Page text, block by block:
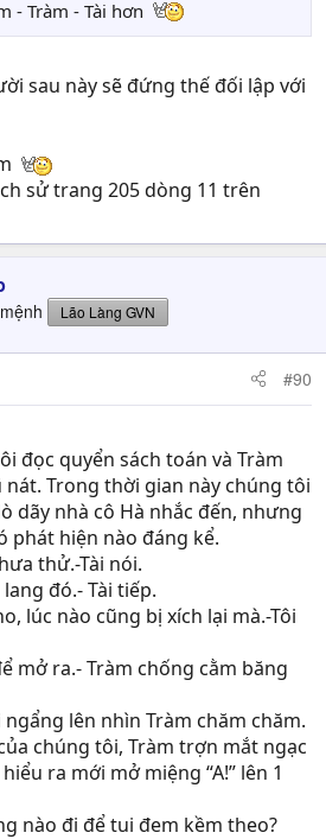
- Tràm - Tài hơn
sau này sẽ đứng thế đối lập với
sử trang 205 dòng 11 trên
Lão Làng GVN
#90
đọc quyển sách toán và Tràm
nát. Trong thời gian này chúng tôi
dãy nhà cô Hà nhắc đến, nhưng
phát hiện nào đáng kể.
thử.-Tài nói.
đó.- Tài tiếp.
lúc nào cũng bị xích lại mà.-Tôi
mở ra.- Tràm chống cằm băng
ngẩng lên nhìn Tràm chăm chăm.
chúng tôi, Tràm trợn mắt ngạc
ra mới mở miệng “A!” lên 1
nào đi để tui đem kềm theo?